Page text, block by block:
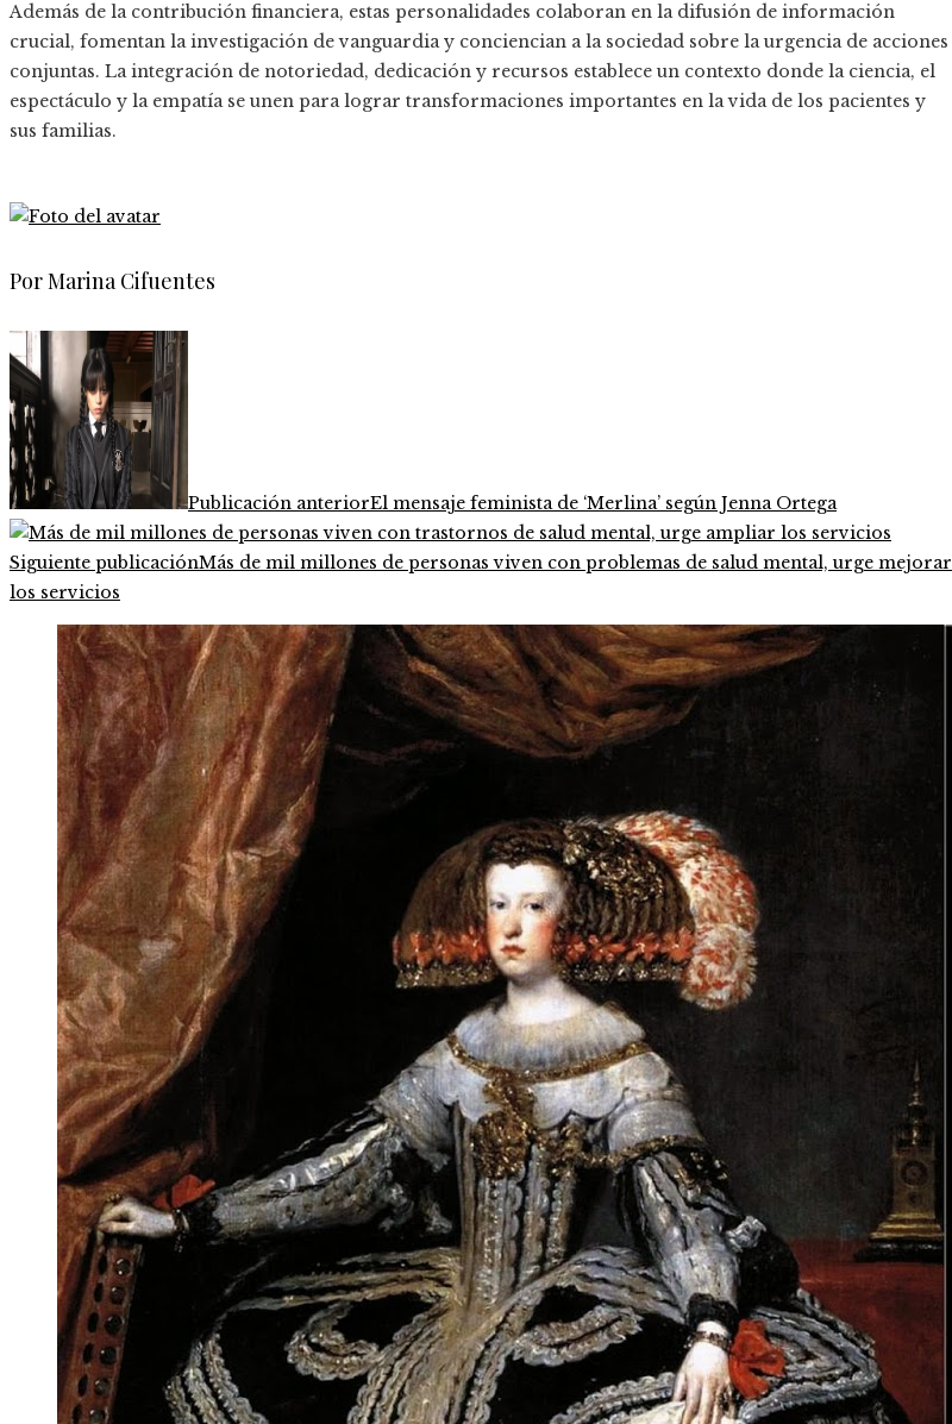
Además de la contribución financiera, estas personalidades colaboran en la difusión de información
crucial, fomentan la investigación de vanguardia y conciencian a la sociedad sobre la urgencia de acciones
conjuntas. La integración de notoriedad, dedicación y recursos establece un contexto donde la ciencia, el
espectáculo y la empatía se unen para lograr transformaciones importantes en la vida de los pacientes y
sus familias.
Por Marina Cifuentes
Publicación anteriorEl mensaje feminista de ‘Merlina’ según Jenna Ortega
Siguiente publicaciónMás de mil millones de personas viven con problemas de salud mental, urge mejorar
los servicios